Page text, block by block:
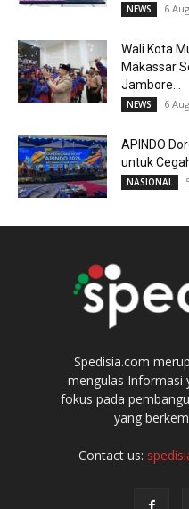
NEWS 6
Wali Kota
Makassar
Jambore...
NEWS 6
APINDO
untuk
NASIONAL
Spedisia.com
mengulas Informasi
fokus pada
yang
Contact us: